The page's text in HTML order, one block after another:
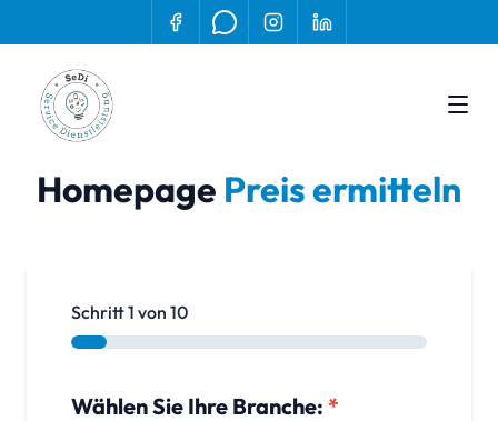
Homepage Preis ermitteln
Schritt 1 von 10
Wählen Sie Ihre Branche: *